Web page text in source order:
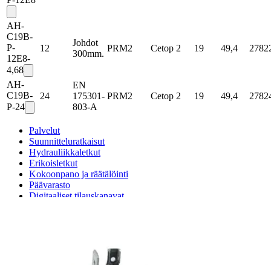
AH-
C19B-
P-
12E8-
4,68
12
Johdot
300mm.
PRM2 Cetop 2 19 49,4
AH-
C19B-
P-24
24
EN
175301-
803-A
PRM2 Cetop 2 19 49,4
Palvelut
Suunnitteluratkaisut
Hydrauliikkaletkut
Erikoisletkut
Kokoonpano ja räätälöinti
Päävarasto
Digitaaliset tilauskanavat